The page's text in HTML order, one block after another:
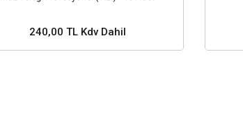
240,00 TL Kdv Dahil